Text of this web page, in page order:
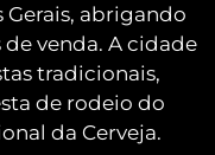
abrigando
venda. A cidade
tradicionais,
de rodeio do
da Cerveja.